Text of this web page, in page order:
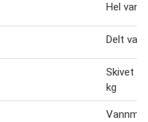
Hel
Delt
Skivet
kg